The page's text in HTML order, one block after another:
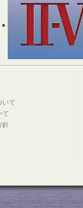
いて
て
針
::